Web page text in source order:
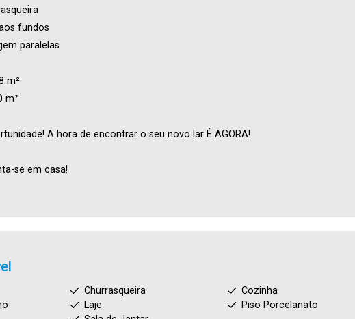
fundos
paralelas
m²
m²
A hora de encontrar o seu novo lar É AGORA!
se em casa!
Churrasqueira
Cozinha
Laje
Piso Porcelanato